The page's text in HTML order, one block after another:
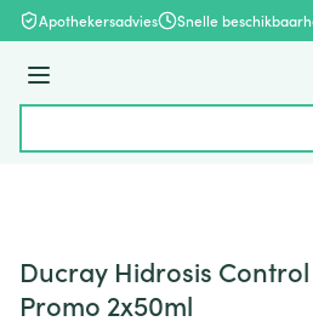
Ga naar de inhoud
Apothekersadvies Snelle
Menu
Ducray Hidrosis
Promo 2x50ml